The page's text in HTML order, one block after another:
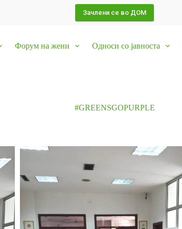
Зачлени се во ДОМ
Форум на жени Односи со јавноста
#GREENSGOPURPLE